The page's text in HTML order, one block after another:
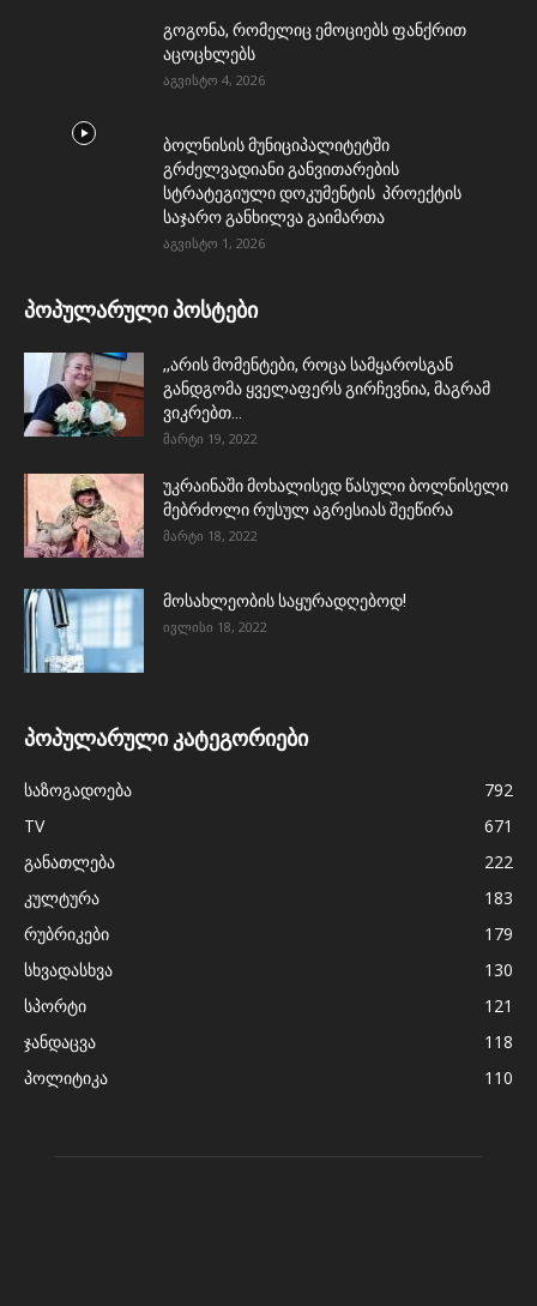
გოგონა, რომელიც ემოციებს ფანქრით
აცოცხლებს
აგვისტო 4, 2026
ბოლნისის მუნიციპალიტეტში
გრძელვადიანი განვითარების
სტრატეგიული დოკუმენტის პროექტის
საჯარო განხილვა გაიმართა
აგვისტო 1, 2026
პოპულარული პოსტები
,,არის მომენტები, როცა სამყაროსგან
განდგომა ყველაფერს გირჩევნია, მაგრამ
ვიკრებთ...
მარტი 19, 2022
უკრაინაში მოხალისედ წასული ბოლნისელი
მებრძოლი რუსულ აგრესიას შეეწირა
მარტი 18, 2022
მოსახლეობის საყურადღებოდ!
ივლისი 18, 2022
პოპულარული კატეგორიები
საზოგადოება
792
TV
671
განათლება
222
კულტურა
183
რუბრიკები
179
სხვადასხვა
130
სპორტი
121
ჯანდაცვა
118
პოლიტიკა
110